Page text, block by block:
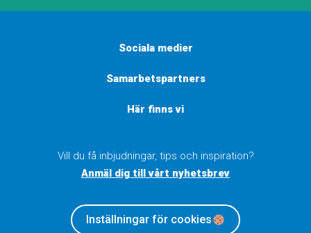
Sociala medier
Samarbetspartners
Här finns vi
Vill du få inbjudningar, tips och inspiration?
Anmäl dig till vårt nyhetsbrev
Inställningar för cookies